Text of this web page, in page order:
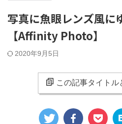
写真に魚眼レンズ風に
【Affinity Photo】
2020年9月5日
この記事タイト